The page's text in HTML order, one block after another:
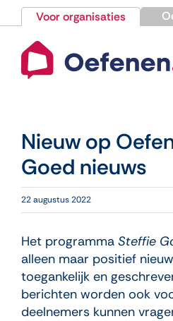
naar
inhoud
Voor organisaties
Nieuws
Kennisbank
Over Oefenen.nl
Contact
Nieuw op
Goed nieuws
22 augustus 2022
Het programma Steffie
alleen maar positief
toegankelijk en
berichten worden ook
deelnemers kunnen